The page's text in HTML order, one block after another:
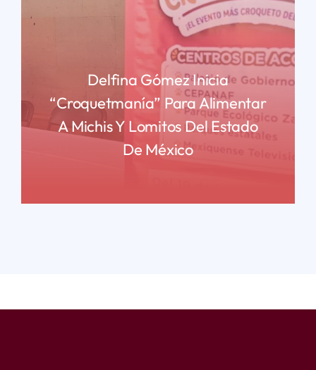
Delfina Gómez Inicia
“Croquetmanía” Para Alimentar
A Michis Y Lomitos Del Estado
De México